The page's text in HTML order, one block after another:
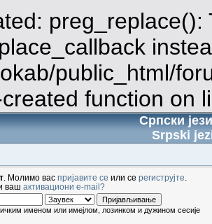
public_html/
function on
Српски
Srpski
. Молимо вас пријавите се или се региструјте
ваш активациони e-mail?
именом или имејлом, лозинком и дужином сесије